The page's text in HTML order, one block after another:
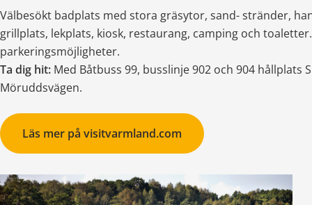
Välbesökt badplats med stora gräsytor, sand- stränder,
grillplats, lekplats, kiosk, restaurang, camping och
parkeringsmöjligheter.
Ta dig hit: Med Båtbuss 99, busslinje 902 och 904 hållplats
Möruddsvägen.
Läs mer på visitvarmland.com